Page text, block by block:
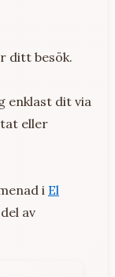
ditt besök.
enklast dit via
eller
i El
av